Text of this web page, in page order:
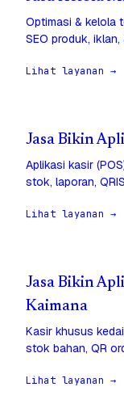
Optimasi & kelola
SEO produk,
Lihat layanan →
Jasa Bikin
Aplikasi kasir
stok, laporan,
Lihat layanan →
Jasa Bikin
Kaimana
Kasir khusus
stok bahan, QR
Lihat layanan →